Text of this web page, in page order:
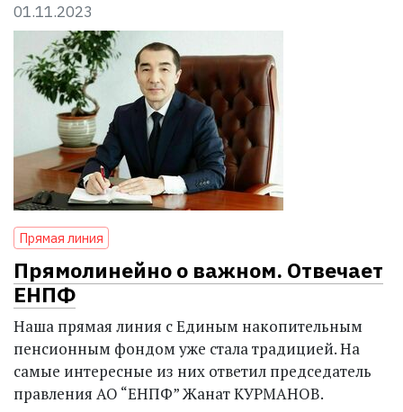
01.11.2023
Прямая линия
Прямолинейно о важном. Отвечает
ЕНПФ
Наша прямая линия с Единым накопительным
пенсионным фондом уже стала традицией. На
самые интересные из них ответил председатель
правления АО “ЕНПФ” Жанат КУРМАНОВ.